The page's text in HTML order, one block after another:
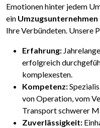
Emotionen hinter jedem
ein Umzugsunternehmen
Ihre Verbündeten. Unsere
Erfahrung:
erfolgreich
komplexesten.
Kompetenz:
von Operation, vom
Transport schwerer
Zuverlässigkeit: